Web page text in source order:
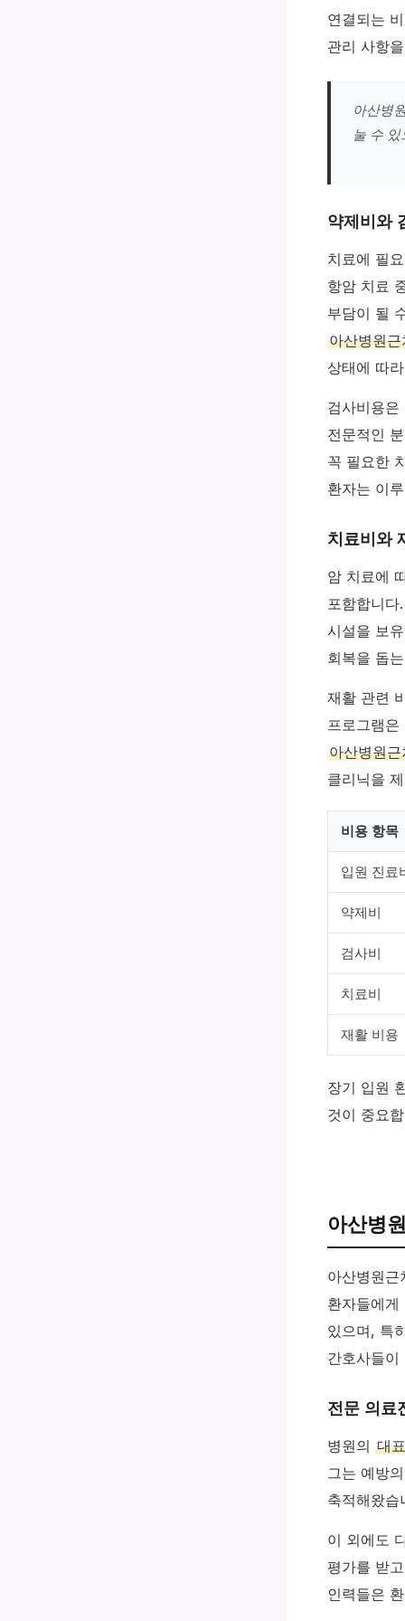
연결되는
관리 사항
아산병
눌 수
약제비와
치료에 필
항암 치료
부담이 될
아산병원
상태에 따
검사비용
전문적인
꼭 필요한
환자는 이
치료비와
암 치료에
포함합니
시설을 보
회복을 돕
재활 관련
프로그램
아산병원
클리닉을
비용 항목
입원 진료
약제비
검사비
치료비
재활 비용
장기 입원
것이 중요
아산병
아산병원
환자들에
있으며, 특
간호사들
전문 의료
병원의 대
그는 예방
축적해왔
이 외에도
평가를 받
인력들은